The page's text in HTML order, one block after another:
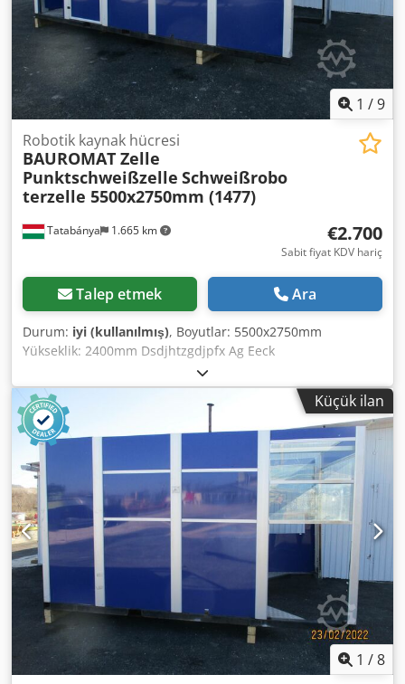
1 /9
Tatabánya 1.665 km
Robotik kaynak hücresi
BAUROMAT Zelle
Punktschweißzelle Schweißrobo
terzelle 5500x2750mm (1477)
€2.700
Sabit fiyat KDV hariç
Talep etmek Ara
Durum: iyi (kullanılmış), Boyutlar: 5500x2750mm
Yükseklik: 2400mm Dsdjhtzgdjpfx Ag Eeck
Küçük ilan
1 /8